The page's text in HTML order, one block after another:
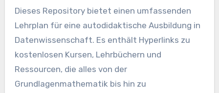
Dieses Repository bietet einen umfassenden
Lehrplan für eine autodidaktische Ausbildung in
Datenwissenschaft. Es enthält Hyperlinks zu
kostenlosen Kursen, Lehrbüchern und
Ressourcen, die alles von der
Grundlagenmathematik bis hin zu